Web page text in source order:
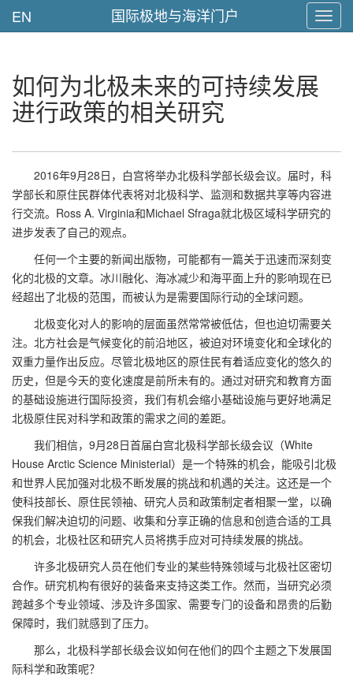
EN 国际极地与海洋门户
如何为北极未来的可持续发展
进行政策的相关研究
2016年9月28日，白宫将举办北极科学部长级会议。届时，科
学部长和原住民群体代表将对北极科学、监测和数据共享等内容进
行交流。Ross A. Virginia和Michael Sfraga就北极区域科学研究的
进步发表了自己的观点。
任何一个主要的新闻出版物，可能都有一篇关于迅速而深刻变
化的北极的文章。冰川融化、海冰减少和海平面上升的影响现在已
经超出了北极的范围，而被认为是需要国际行动的全球问题。
北极变化对人的影响的层面虽然常常被低估，但也迫切需要关
注。北方社会是气候变化的前沿地区，被迫对环境变化和全球化的
双重力量作出反应。尽管北极地区的原住民有着适应变化的悠久的
历史，但是今天的变化速度是前所未有的。通过对研究和教育方面
的基础设施进行国际投资，我们有机会缩小基础设施与更好地满足
北极原住民对科学和政策的需求之间的差距。
我们相信，9月28日首届白宫北极科学部长级会议（White
House Arctic Science Ministerial）是一个特殊的机会，能吸引北极
和世界人民加强对北极不断发展的挑战和机遇的关注。这还是一个
使科技部长、原住民领袖、研究人员和政策制定者相聚一堂，以确
保我们解决迫切的问题、收集和分享正确的信息和创造合适的工具
的机会，北极社区和研究人员将携手应对可持续发展的挑战。
许多北极研究人员在他们专业的某些特殊领域与北极社区密切
合作。研究机构有很好的装备来支持这类工作。然而，当研究必须
跨越多个专业领域、涉及许多国家、需要专门的设备和昂贵的后勤
保障时，我们就感到了压力。
那么，北极科学部长级会议如何在他们的四个主题之下发展国
际科学和政策呢？